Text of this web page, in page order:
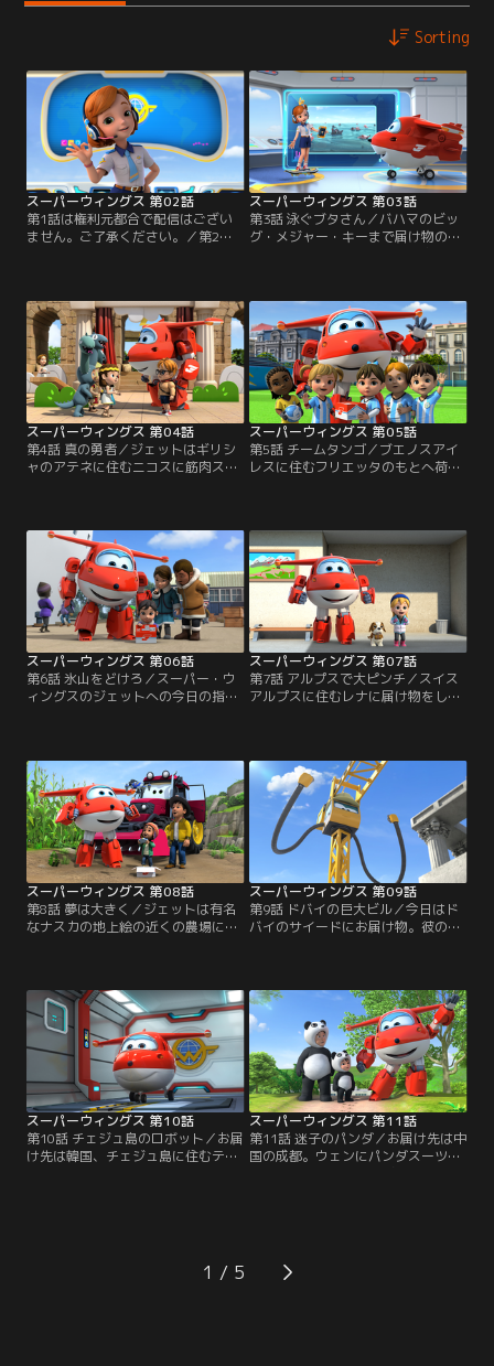
Sorting
スーパーウィングス 第02話
第1話は権利元都合で配信はござい
ません。ご了承ください。／第2話
住むデマに救急箱を届ける事。そこ
には幻の雪男イェティがいる事を知
り、それも楽しみに届けに行くと、
デマの友達のクマのドルジの子供
が、崖に突き出た木に置き去りにな
り大ピンチ。
スーパーウィングス 第03話
第3話 泳ぐブタさん／バハマのビッ
グ・メジャー・キーまで届け物の依
けることはできたが、ブタ達に餌や
りをしているときに嵐に会う。ブタ
達を浜まで誘導しようとするが風が
強く、ブタ達は流されてしまう。自
分だけでは解決できないと思ったジ
ェットは…。
スーパーウィングス 第04話
第4話 真の勇者／ジェットはギリシ
ャのアテネに住むニコスに筋肉スー
走。ジェットはドニーとジェローム
の力を借りて何とかスーツを回収。
でもスーツには穴が開いていた。が
っかりするニコスに、演劇コーチは
演技力で選んだのだと言う。
スーパーウィングス 第05話
第5話 チームタンゴ／ブエノスアイ
レスに住むフリエッタのもとへ荷物
エッタをタンゴの練習に連れ出して
しまう。大事なサッカーの試合を控
えたフリエッタはダンスの練習に集
中できず、ママに本心を打ち明け
る。フリエッタの気持ちを理解した
ママは…。
スーパーウィングス 第06話
第6話 氷山をどけろ／スーパー・ウ
ィングスのジェットへの今日の指令
今日はヤーリがクルーズ船ティッピ
号の一日船長をつとめるのだ。ティ
ッピ号が氷河の中を進んでいくと、
氷の上に取り残された子グマを助け
られないでいるホッキョクグマの母
親を見つけた。
スーパーウィングス 第07話
第7話 アルプスで大ピンチ／スイス
アルプスに住むレナに届け物をした
に乗せられて頂上の駅まで向かう途
中にハインツが脱線してしまう。本
部と連絡を取るための通信機も壊れ
てしまうが、救助犬を目指す子犬の
ビギーの活躍でディジーとトッドを
呼ぶことに成功し…。
スーパーウィングス 第08話
第8話 夢は大きく／ジェットは有名
なナスカの地上絵の近くの農場に住
ような巨大な絵を地面に描くためド
ローンを頼んでいたのだ。2人は絵
を描き始めるが、マイタが作った描
くための道具をジェットがあやまっ
て壊してしまう。SWのドニーが駆
けつけ…。
スーパーウィングス 第09話
第9話 ドバイの巨大ビル／今日はド
バイのサイードにお届け物。彼の母
ハマドのミスでタワーが壊れそうに
なり、スーパー・ウィングスに助け
を求める。ジェットはやってきたデ
ィジーたちと事態を収め、壊れてし
まった地球儀もサイードのアイデア
で…。
スーパーウィングス 第10話
第10話 チェジュ島のロボット／お届
け先は韓国、チェジュ島に住むテフ
た。ジェットはスーパー・ウィング
スと共にテフンのロボ「チェジュ・
スーパーウィングス 第11話
第11話 迷子のパンダ／お届け先は中
国の成都。ウェンにパンダスーツを
するのだった
1